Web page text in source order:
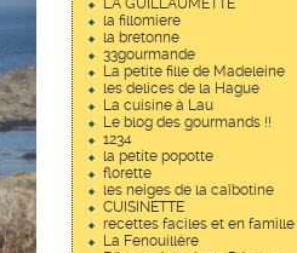
LA GUILLAUMETTE
la fillomiere
la bretonne
33gourmande
La petite fille de Madeleine
les delices de la Hague
La cuisine à Lau
Le blog des gourmands !!
1234
la petite popotte
florette
les neiges de la caîbotine
CUISINETTE
recettes faciles et en famille
La Fenouillère